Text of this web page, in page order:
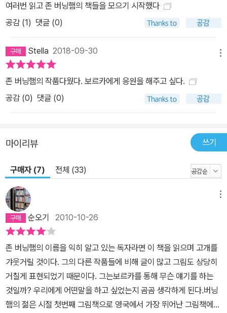
여러번 읽고 존 버닝햄의 책들을 모으기 시작했다
공감 (1) 댓글 (0)
Stella 2018-09-30
존 버닝햄의 작품다웠다. 보르카에게 응원을 해주고 싶다.
공감 (0) 댓글 (0)
마이리뷰 쓰기
구매자 (7) 전체 (33)
순오기 2010-10-26
존 버닝햄의 이름을 익히 알고 있는 독자라면 이 책을 읽으며 고개를
갸웃거릴 것이다. 그의 다른 작품들에 비해 글이 많고 그림도 상당히
거칠게 표현되었기 때문이다. 그는보르카를 통해 무슨 얘기를 하는
것일까? 우리에게 어떤말을 하고 싶었는지 곰곰 생각하게 된다.버닝
햄의 젊은 시절 첫번째 그림책으로 영국에서 가장 뛰어난 그림책에